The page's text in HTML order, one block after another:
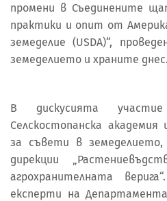
промени в Съединените
практики и опит от
земеделие (USDA)“,
земеделието и храните днес.
В дискусията
Селскостопанска
за съвети в
дирекции
агрохранителната
експерти на